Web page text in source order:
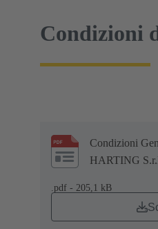
Condizioni
Condizioni
HARTING
.pdf - 205,1 kB